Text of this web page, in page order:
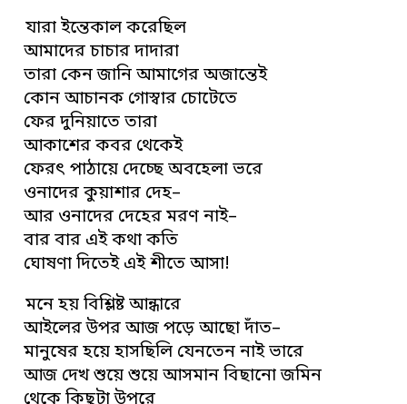
যারা ইন্তেকাল করেছিল
আমাদের চাচার দাদারা
তারা কেন জানি আমাগের অজান্তেই
কোন আচানক গোস্বার চোটেতে
ফের দুনিয়াতে তারা
আকাশের কবর থেকেই
ফেরৎ পাঠায়ে দেচ্ছে অবহেলা ভরে
ওনাদের কুয়াশার দেহ–
আর ওনাদের দেহের মরণ নাই–
বার বার এই কথা কতি
ঘোষণা দিতেই এই শীতে আসা!
মনে হয় বিশ্লিষ্ট আন্ধারে
আইলের উপর আজ পড়ে আছো দাঁত–
মানুষের হয়ে হাসছিলি যেনতেন নাই ভারে
আজ দেখ শুয়ে শুয়ে আসমান বিছানো জমিন